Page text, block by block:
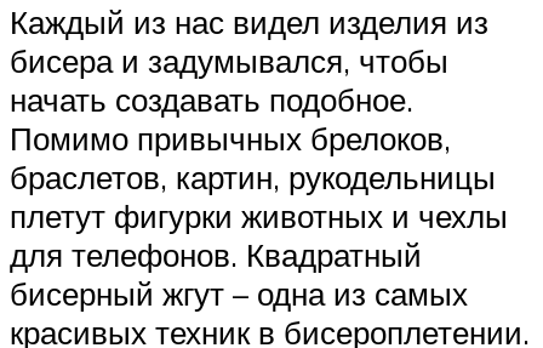
Каждый из нас видел изделия из
бисера и задумывался, чтобы
начать создавать подобное.
Помимо привычных брелоков,
браслетов, картин, рукодельницы
плетут фигурки животных и чехлы
для телефонов. Квадратный
бисерный жгут – одна из самых
красивых техник в бисероплетении.